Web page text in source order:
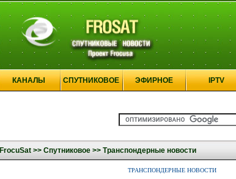
КАНАЛЫ СПУТНИКОВОЕ ЭФИРНОЕ IPTV
FrocuSat >> Спутниковое >> Транспондерные новости
ТРАНСПОНДЕРНЫЕ НОВОСТИ